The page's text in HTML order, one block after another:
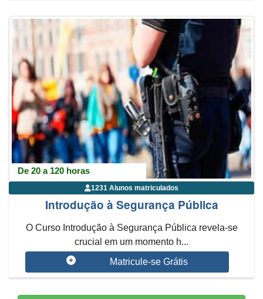
De 20 a 120 horas
1231 Alunos matriculados
Introdução à Segurança Pública
O Curso Introdução à Segurança Pública revela-se
crucial em um momento h...
Matricule-se Grátis